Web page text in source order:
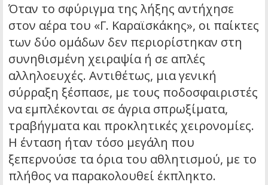
Όταν το σφύριγμα της λήξης αντήχησε
στον αέρα του «Γ. Καραϊσκάκης», οι παίκτες
των δύο ομάδων δεν περιορίστηκαν στη
συνηθισμένη χειραψία ή σε απλές
αλληλοευχές. Αντιθέτως, μια γενική
σύρραξη ξέσπασε, με τους ποδοσφαιριστές
να εμπλέκονται σε άγρια σπρωξίματα,
τραβήγματα και προκλητικές χειρονομίες.
Η ένταση ήταν τόσο μεγάλη που
ξεπερνούσε τα όρια του αθλητισμού, με το
πλήθος να παρακολουθεί έκπληκτο.